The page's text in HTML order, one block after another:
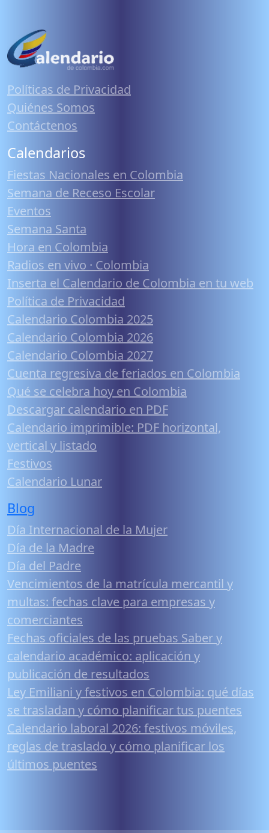
Políticas de Privacidad
Quiénes Somos
Contáctenos
Calendarios
Fiestas Nacionales en Colombia
Semana de Receso Escolar
Eventos
Semana Santa
Hora en Colombia
Radios en vivo · Colombia
Inserta el Calendario de Colombia en tu web
Política de Privacidad
Calendario Colombia 2025
Calendario Colombia 2026
Calendario Colombia 2027
Cuenta regresiva de feriados en Colombia
Qué se celebra hoy en Colombia
Descargar calendario en PDF
Calendario imprimible: PDF horizontal,
vertical y listado
Festivos
Calendario Lunar
Blog
Día Internacional de la Mujer
Día de la Madre
Día del Padre
Vencimientos de la matrícula mercantil y
multas: fechas clave para empresas y
comerciantes
Fechas oficiales de las pruebas Saber y
calendario académico: aplicación y
publicación de resultados
Ley Emiliani y festivos en Colombia: qué días
se trasladan y cómo planificar tus puentes
Calendario laboral 2026: festivos móviles,
reglas de traslado y cómo planificar los
últimos puentes